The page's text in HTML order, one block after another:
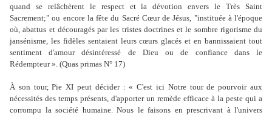
quand se relâchèrent le respect et la dévotion envers le Très Saint
Sacrement;" ou encore la fête du Sacré Cœur de Jésus, "instituée à l'époque
où, abattus et découragés par les tristes doctrines et le sombre rigorisme du
jansénisme, les fidèles sentaient leurs cœurs glacés et en bannissaient tout
sentiment d'amour désintéressé de Dieu ou de confiance dans le
Rédempteur ». (Quas primas N° 17)
À son tour, Pie XI peut décider : « C'est ici Notre tour de pourvoir aux
nécessités des temps présents, d'apporter un remède efficace à la peste qui a
corrompu la société humaine. Nous le faisons en prescrivant à l'univers